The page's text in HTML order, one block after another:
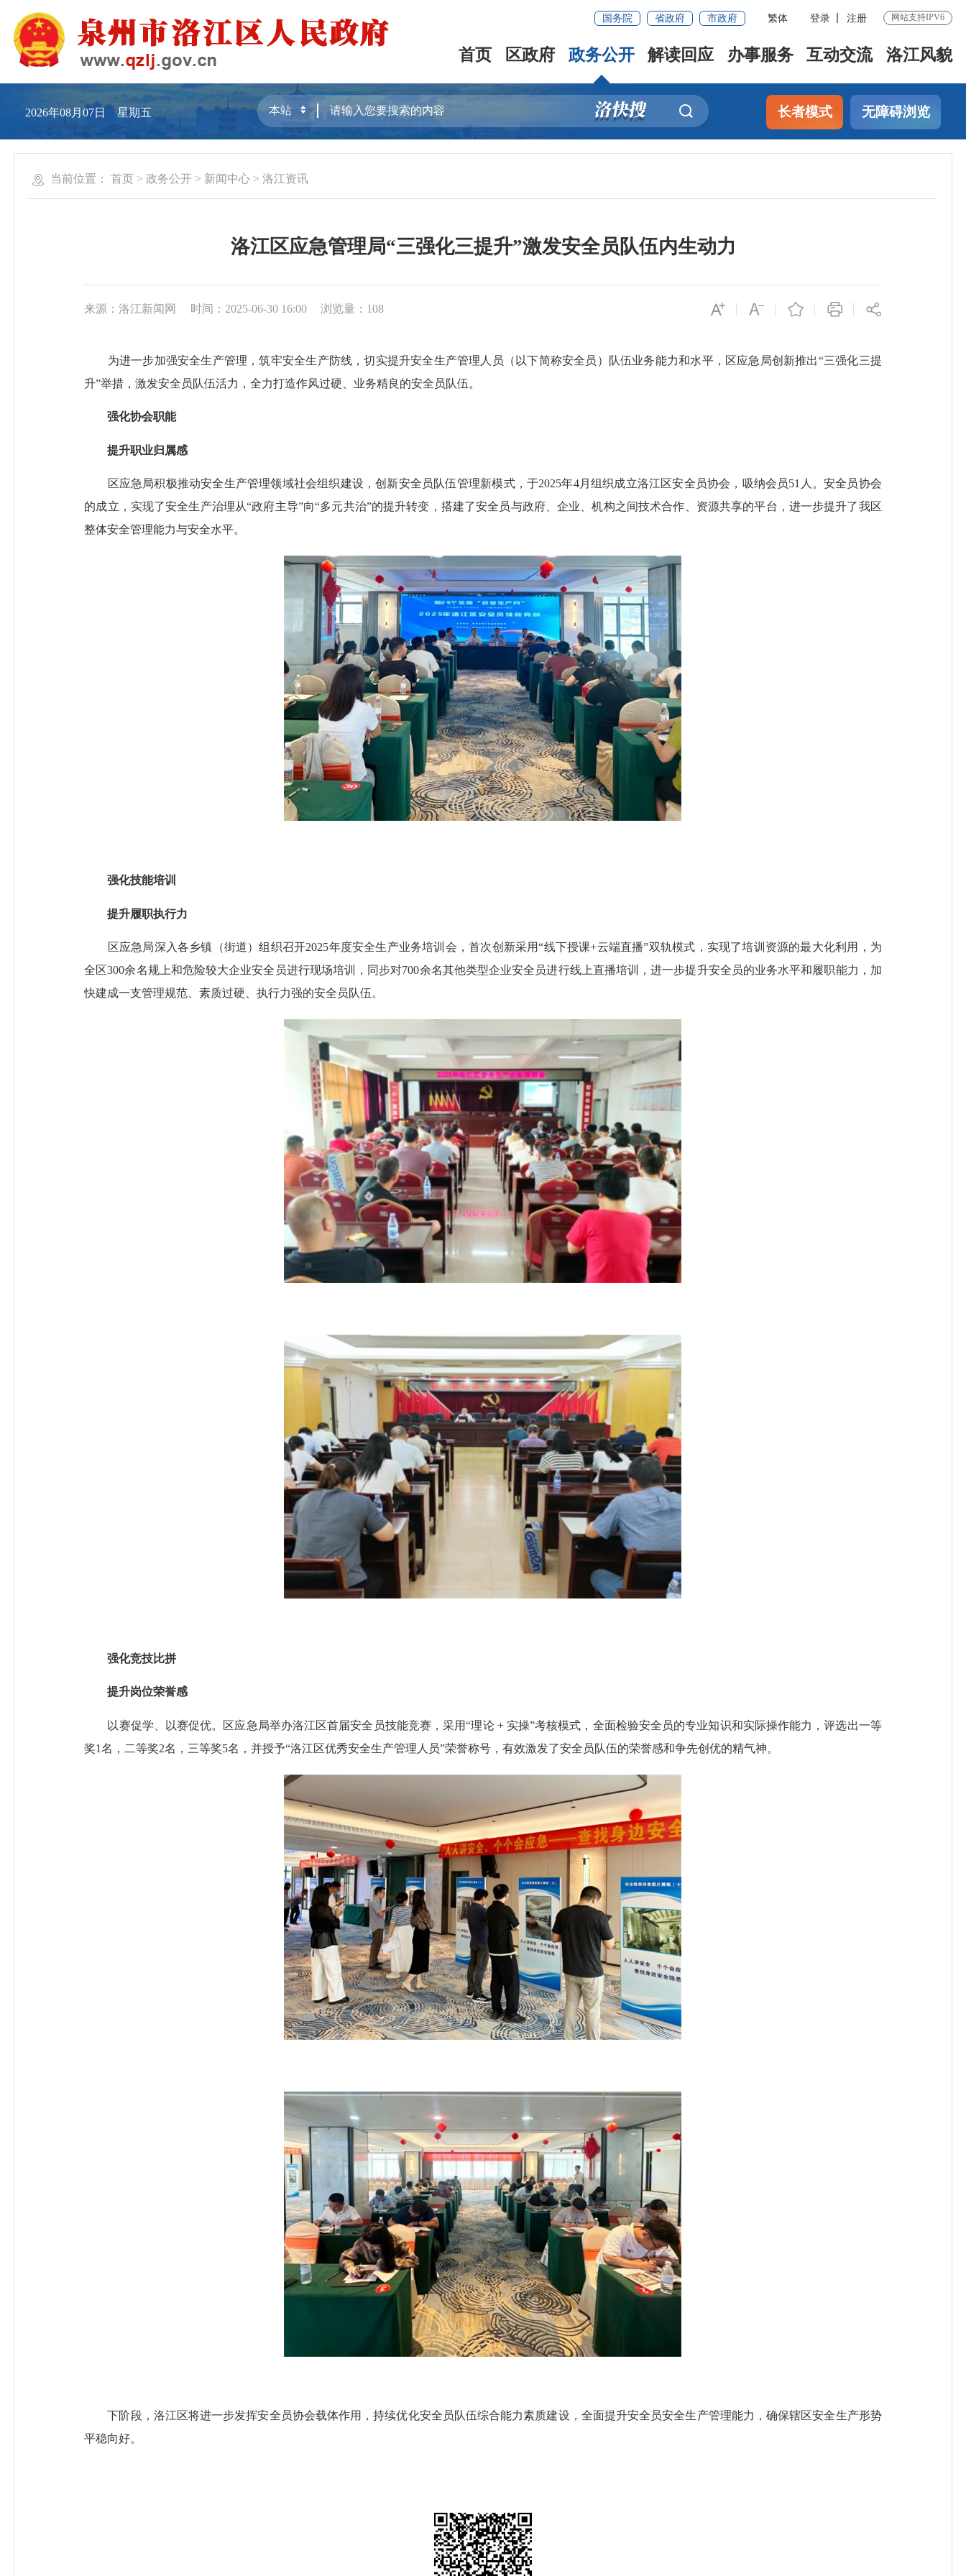
国务院 省政府 市政府 繁体 登录 注册 网站支持IPV6
首页 区政府 政务公开 解读回应 办事服务 互动交流 洛江风貌
2026年08月07日 星期五 长者模式 无障碍浏览
当前位置： 首页 >政务公开 > 新闻中心 >洛江资讯
洛江区应急管理局“三强化三提升”激发安全员队伍内生动力
来源：洛江新闻网 时间：2025-06-30 16:00 浏览量： 108
为进一步加强安全生产管理，筑牢安全生产防线，切实提升安全生产管理人员（以下简称安全员）队伍业务能力和水平，区应急局创新推出“三强化三提
升”举措，激发安全员队伍活力，全力打造作风过硬、业务精良的安全员队伍。
强化协会职能
提升职业归属感
区应急局积极推动安全生产管理领域社会组织建设，创新安全员队伍管理新模式，于2025年4月组织成立洛江区安全员协会，吸纳会员51人。安全员协会
的成立，实现了安全生产治理从“政府主导”向“多元共治”的提升转变，搭建了安全员与政府、企业、机构之间技术合作、资源共享的平台，进一步提升了我区
整体安全管理能力与安全水平。
强化技能培训
提升履职执行力
区应急局深入各乡镇（街道）组织召开2025年度安全生产业务培训会，首次创新采用“线下授课+云端直播”双轨模式，实现了培训资源的最大化利用，为
全区300余名规上和危险较大企业安全员进行现场培训，同步对700余名其他类型企业安全员进行线上直播培训，进一步提升安全员的业务水平和履职能力，加
快建成一支管理规范、素质过硬、执行力强的安全员队伍。
强化竞技比拼
提升岗位荣誉感
以赛促学、以赛促优。区应急局举办洛江区首届安全员技能竞赛，采用“理论 + 实操”考核模式，全面检验安全员的专业知识和实际操作能力，评选出一等
奖1名，二等奖2名，三等奖5名，并授予“洛江区优秀安全生产管理人员”荣誉称号，有效激发了安全员队伍的荣誉感和争先创优的精气神。
下阶段，洛江区将进一步发挥安全员协会载体作用，持续优化安全员队伍综合能力素质建设，全面提升安全员安全生产管理能力，确保辖区安全生产形势
平稳向好。